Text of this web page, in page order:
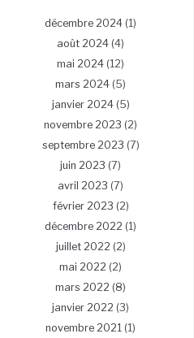
décembre 2024 (1)
août 2024 (4)
mai 2024 (12)
mars 2024 (5)
janvier 2024(5)
novembre 2023 (2)
septembre 2023 (7)
juin 2023 (7)
avril 2023 (7)
février 2023 (2)
décembre 2022 (1)
juillet 2022 (2)
mai 2022 (2)
mars 2022 (8)
janvier 2022 (3)
novembre 2021 (1)